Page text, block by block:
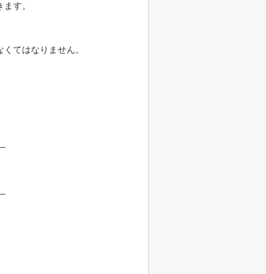
す。
てはなりません。